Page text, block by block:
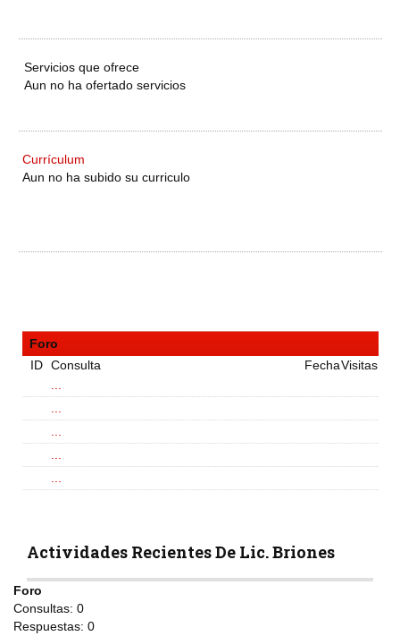
Servicios que ofrece
Aun no ha ofertado servicios
Currículum
Aun no ha subido su curriculo
Foro
ID Consulta FechaVisitas
Actividades Recientes De Lic. Briones
Foro
Consultas: 0
Respuestas: 0